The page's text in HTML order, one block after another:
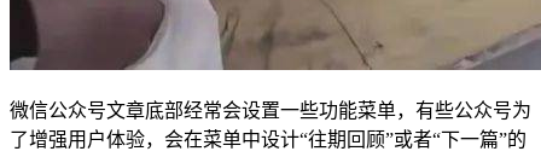
微信公众号文章底部经常会设置一些功能菜单，有些公众号为
了增强用户体验，会在菜单中设计“往期回顾”或者“下一篇”的